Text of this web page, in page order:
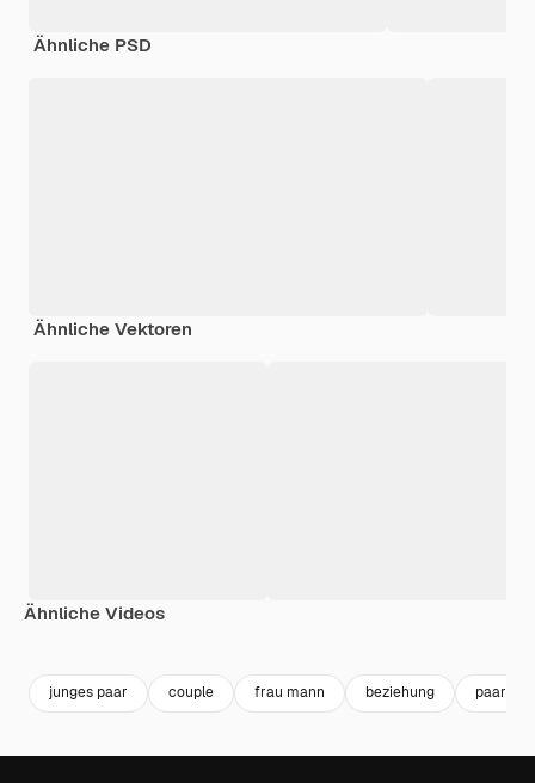
Ähnliche PSD
Ähnliche Vektoren
Ähnliche Videos
junges paar couple frau mann beziehung paar